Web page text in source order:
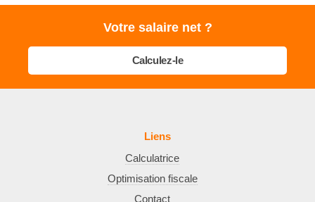
Votre salaire net ?
Calculez-le
Liens
Calculatrice
Optimisation fiscale
Contact